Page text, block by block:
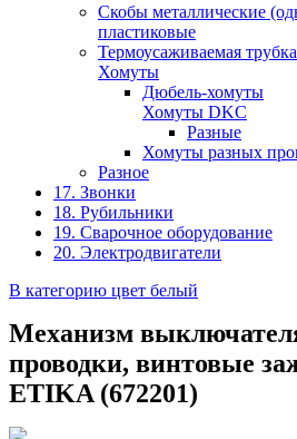
Скобы металлические
пластиковые
Термоусаживаемая трубка
Хомуты
Дюбель-хомуты
Хомуты DKC
Разные
Хомуты разных
Разное
17. Звонки
18. Рубильники
19. Сварочное оборудование
20. Электродвигатели
В категорию цвет белый
Механизм
проводки, винтовые
ETIKA (672201)